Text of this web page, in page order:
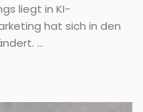
liegt in KI-
hat sich in den
...